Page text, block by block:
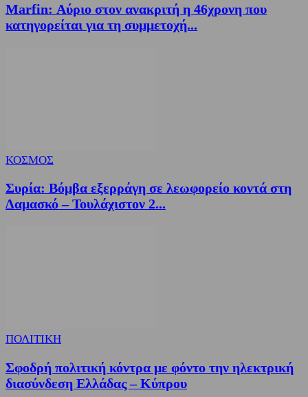
Marfin: Αύριο στον ανακριτή η 46χρονη που
κατηγορείται για τη συμμετοχή...
ΚΟΣΜΟΣ
Συρία: Βόμβα εξερράγη σε λεωφορείο κοντά στη
Δαμασκό – Τουλάχιστον 2...
ΠΟΛΙΤΙΚΗ
Σφοδρή πολιτική κόντρα με φόντο την ηλεκτρική
διασύνδεση Ελλάδας – Κύπρου